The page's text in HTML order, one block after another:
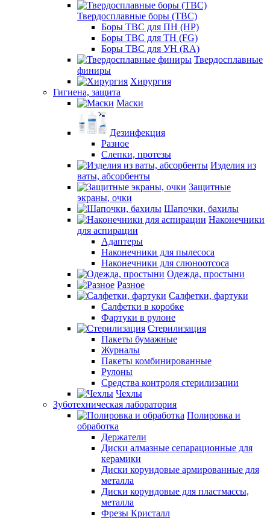
Твердосплавные боры (ТВС)
Боры ТВС для ПН (HP)
Боры ТВС для ТН (FG)
Боры ТВС для УН (RA)
Твердосплавные
финиры
Хирургия
Гигиена, защита
Маски
Дезинфекция
Разное
Слепки, протезы
Изделия из
ваты, абсорбенты
Защитные
экраны, очки
Шапочки, бахилы
Наконечники
для аспирации
Адаптеры
Наконечники для пылесоса
Наконечники для слюноотсоса
Одежда, простыни
Разное
Салфетки, фартуки
Салфетки в коробке
Фартуки в рулоне
Стерилизация
Пакеты бумажные
Журналы
Пакеты комбинированные
Рулоны
Средства контроля стерилизации
Чехлы
Зуботехническая лаборатория
Полировка и
обработка
Держатели
Диски алмазные сепарационные для
керамики
Диски корундовые армированные для
металла
Диски корундовые для пластмассы,
металла
Фрезы Кристалл